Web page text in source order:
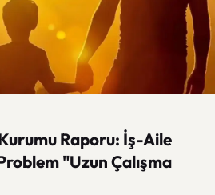
Raporu: İş-Aile
"Uzun Çalışma